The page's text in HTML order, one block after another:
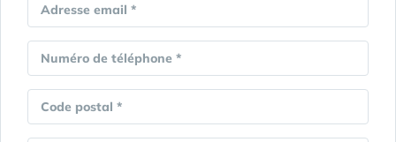
Adresse email *
Numéro de téléphone *
Code postal *